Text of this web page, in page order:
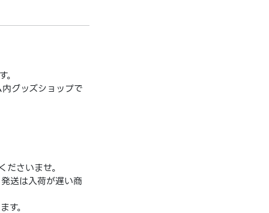
グッズショップで
さいませ。
送は入荷が遅い商
。